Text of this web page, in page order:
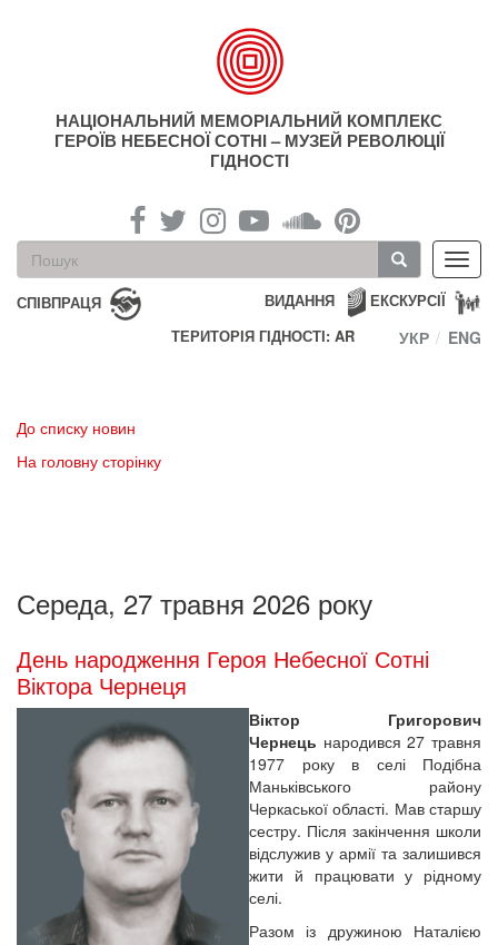
НАЦІОНАЛЬНИЙ МЕМОРІАЛЬНИЙ КОМПЛЕКС
ГЕРОЇВ НЕБЕСНОЇ СОТНІ – МУЗЕЙ РЕВОЛЮЦІЇ
ГІДНОСТІ
Пошукова
форма
Пошук
СПІВПРАЦЯ ЕКСКУРСІЇ
ВИДАННЯ
ТЕРИТОРІЯ ГІДНОСТІ: AR
УКР ENG
До списку новин
На головну сторінку
Середа, 27 травня 2026 року
День народження Героя Небесної Сотні
Віктора Чернеця
Віктор Григорович
Чернець народився 27 травня
1977 року в селі Подібна
Маньківського району
Черкаської області. Мав старшу
сестру. Після закінчення школи
відслужив у армії та залишився
жити й працювати у рідному
селі.
Разом із дружиною Наталією